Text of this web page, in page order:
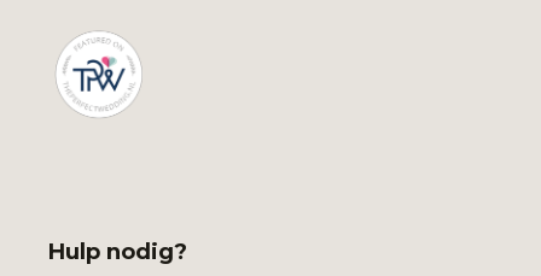
Hulp nodig?